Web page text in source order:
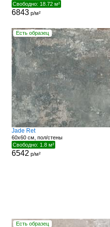
Свободно: 18.72 м²
6843р/м²
Есть образец
Jade Ret
60x60 см, пол/стены
Свободно: 1.8 м²
6542 р/м²
Есть образец